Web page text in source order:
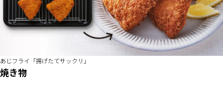
あじフライ「揚げたてサックリ」
焼き物